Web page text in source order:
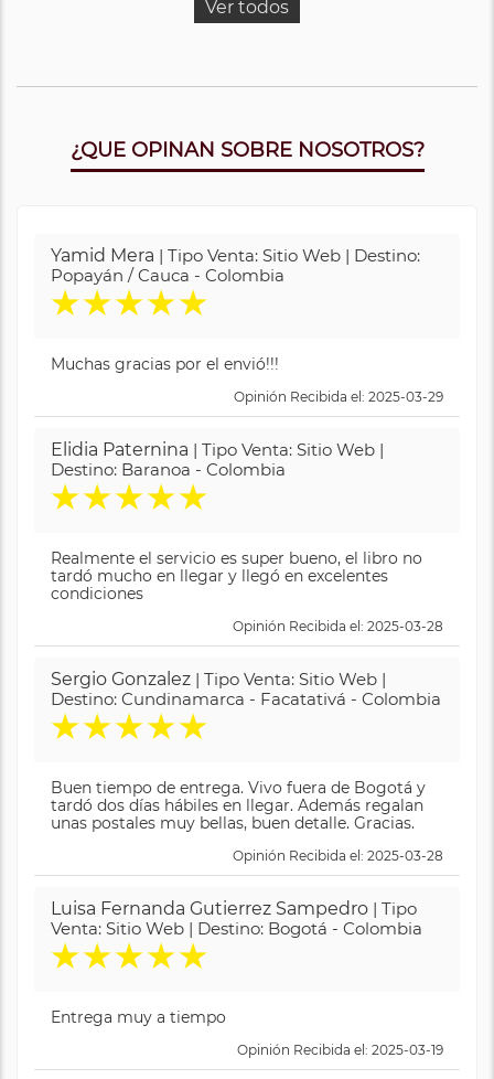
Ver todos
¿QUE OPINAN SOBRE NOSOTROS?
Yamid Mera | Tipo Venta: Sitio Web | Destino:
Popayán / Cauca - Colombia
★★★★★
Muchas gracias por el envió!!!
Opinión Recibida el: 2025-03-29
Elidia Paternina | Tipo Venta: Sitio Web |
Destino: Baranoa - Colombia
★★★★★
Realmente el servicio es super bueno, el libro no
tardó mucho en llegar y llegó en excelentes
condiciones
Opinión Recibida el: 2025-03-28
Sergio Gonzalez | Tipo Venta: Sitio Web |
Destino: Cundinamarca - Facatativá - Colombia
★★★★★
Buen tiempo de entrega. Vivo fuera de Bogotá y
tardó dos días hábiles en llegar. Además regalan
unas postales muy bellas, buen detalle. Gracias.
Opinión Recibida el: 2025-03-28
Luisa Fernanda Gutierrez Sampedro | Tipo
Venta: Sitio Web | Destino: Bogotá - Colombia
★★★★★
Entrega muy a tiempo
Opinión Recibida el: 2025-03-19